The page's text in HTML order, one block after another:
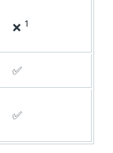
❌ 1
✅
✅